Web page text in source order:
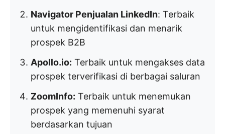
Navigator Penjualan LinkedIn: Terbaik
untuk mengidentifikasi dan menarik
prospek B2B
Apollo.io: Terbaik untuk mengakses data
prospek terverifikasi di berbagai saluran
ZoomInfo: Terbaik untuk menemukan
prospek yang memenuhi syarat
berdasarkan tujuan